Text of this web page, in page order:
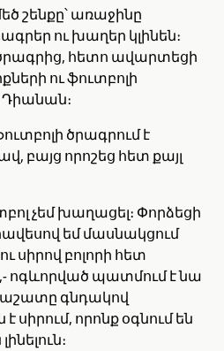
շենքը՝ առաջինը
ու խաղեր կլինեն։
հետո ավարտեցի
ու ֆուտբոլի
Դիանան։
ծրագրում է
բայց որոշեց հետ քայլ
չեմ խաղացել։ Փորձեցի
եմ մասնակցում
սիրով բոլորի հետ
ոգևորված պատմում է նա
գնդակով
որոնք օգնում են